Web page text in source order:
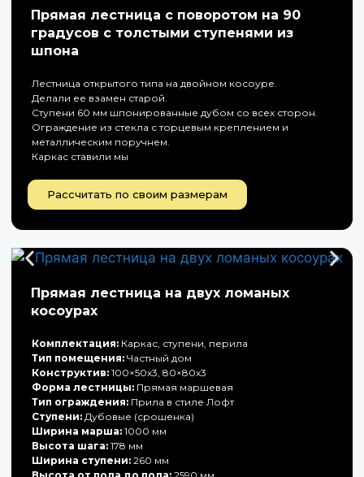
Прямая лестница с поворотом на 90
градусов с толстыми ступенями из
шпона
Лестница открытого типа на двойном косоуре.
Делали ее взамен старой.
Ступени 60 мм шпонированные дубом со всех сторон.
Ограждение из стекла с торцевым креплением и
металлическим поручнем.
Каркас ставили мы
Рассчитать по своим размерам
Прямая лестница на двух ломаных
косоурах
Комплектация: Каркас, ступени, перила
Тип помещения: Частный дом
Конструктив: 100×50х3, 80×80х3
Форма лестницы: Прямая маршевая
Тип ограждения: Прила в стиле Лофт
Ступени: Дубовые (срошенка)
Ширина марша: 1000 мм
Высота шага: 178 мм
Ширина ступени: 260 мм